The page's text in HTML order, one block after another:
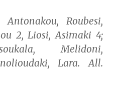
Antonakou, Roubesi,
2, Liosi, Asimaki 4;
Melidoni,
Lara. All.